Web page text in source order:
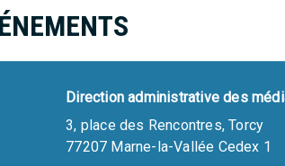
Direction administrative des
3, place des Rencontres, Torcy
77207 Marne-la-Vallée Cedex 1